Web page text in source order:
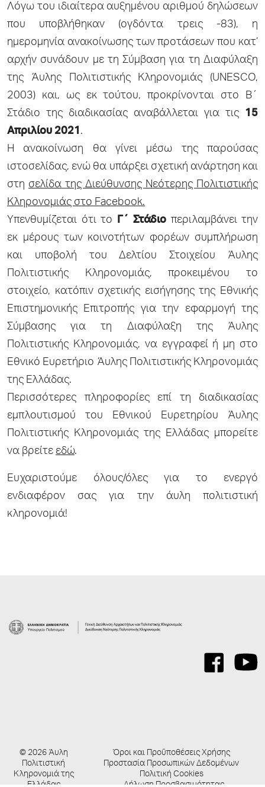
Λόγω του ιδιαίτερα αυξημένου αριθμού δηλώσεων
που υποβλήθηκαν (ογδόντα τρεις -83), η
ημερομηνία ανακοίνωσης των προτάσεων που κατ’
αρχήν συνάδουν με τη Σύμβαση για τη Διαφύλαξη
της Άυλης Πολιτιστικής Κληρονομιάς (UNESCO,
2003) και, ως εκ τούτου, προκρίνονται στο Β΄
Στάδιο της διαδικασίας αναβάλλεται για τις 15
Απριλίου 2021 .
Η ανακοίνωση θα γίνει μέσω της παρούσας
ιστοσελίδας, ενώ θα υπάρξει σχετική ανάρτηση και
στη σελίδα της Διεύθυνσης Νεότερης Πολιτιστικής
Κληρονομιάς στο Facebook.
Υπενθυμίζεται ότι το Γ΄ Στάδιο περιλαμβάνει την
εκ μέρους των κοινοτήτων φορέων συμπλήρωση
και υποβολή του Δελτίου Στοιχείου Άυλης
Πολιτιστικής Κληρονομιάς, προκειμένου το
στοιχείο, κατόπιν σχετικής εισήγησης της Εθνικής
Επιστημονικής Επιτροπής για την εφαρμογή της
Σύμβασης για τη Διαφύλαξη της Άυλης
Πολιτιστικής Κληρονομιάς, να εγγραφεί ή μη στο
Εθνικό Ευρετήριο Άυλης Πολιτιστικής Κληρονομιάς
της Ελλάδας.
Περισσότερες πληροφορίες επί τη διαδικασίας
εμπλουτισμού του Εθνικού Ευρετηρίου Άυλης
Πολιτιστικής Κληρονομιάς της Ελλάδας μπορείτε
να βρείτε εδώ.
Ευχαριστούμε όλους/όλες για το ενεργό
ενδιαφέρον σας για την άυλη πολιτιστική
κληρονομιά!
© 2026 Άυλη
Πολιτιστική
Κληρονομιά της
Ελλάδας
Όροι και Προΰποθέσεις Χρήσης
Προστασία Προσωπικών Δεδομένων
Πολιτική Cookies
Δήλωση Προσβασιμότητας